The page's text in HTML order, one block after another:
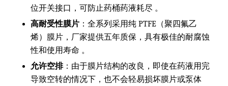
位开关接口，可防止药桶药液耗尽 。
高耐受性膜片 ：全系列采用纯 PTFE（聚四氟乙
烯）膜片，厂家提供五年质保，具有极佳的耐腐蚀
性和使用寿命 。
允许空排：由于膜片结构的改良，即使在药液用完
导致空转的情况下，也不会轻易损坏膜片或泵体